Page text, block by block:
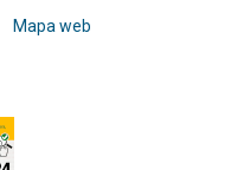
Mapa web